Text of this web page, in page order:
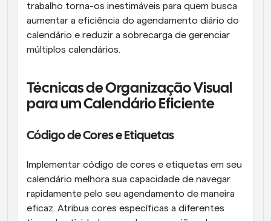
trabalho torna-os inestimáveis para quem busca
aumentar a eficiência do agendamento diário do
calendário e reduzir a sobrecarga de gerenciar
múltiplos calendários.
Técnicas de Organização Visual
para um Calendário Eficiente
Código de Cores e Etiquetas
Implementar código de cores e etiquetas em seu
calendário melhora sua capacidade de navegar
rapidamente pelo seu agendamento de maneira
eficaz. Atribua cores específicas a diferentes